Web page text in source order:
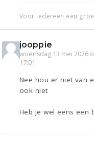
Voor iedereen een
jooppie
woensdag 13 mei 2026
17:01
Nee hou er niet van
ook niet
Heb je wel eens een